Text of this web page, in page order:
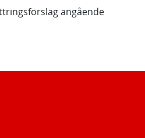
angående